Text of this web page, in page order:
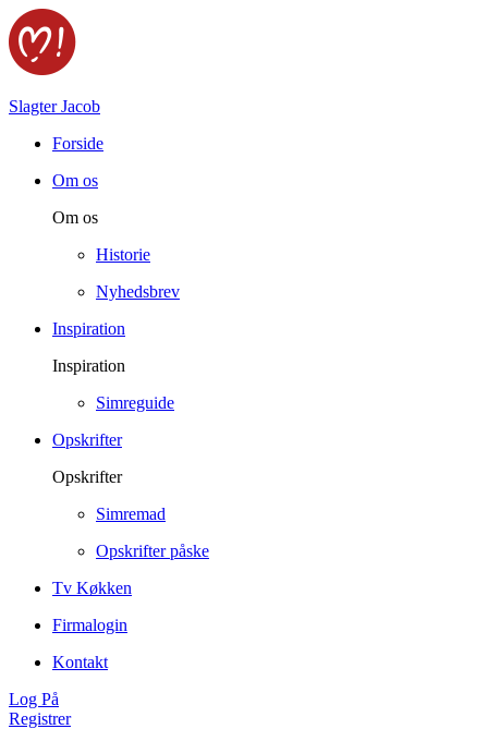
Slagter Jacob
Forside
Om os
Om os
Historie
Nyhedsbrev
Inspiration
Inspiration
Simreguide
Opskrifter
Opskrifter
Simremad
Opskrifter påske
Tv Køkken
Firmalogin
Kontakt
Log På
Registrer